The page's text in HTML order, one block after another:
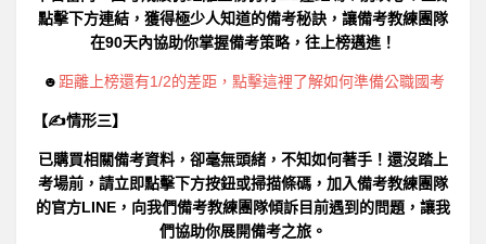
點擊下方連結，獲得極少人知道的備考秘訣，讓備考教練團隊
在90天內協助你掌握備考策略，往上榜邁進！
☻ 距離上榜還有1/2的差距，點擊這裡了解如何準備公職國考
【✍情形三】
已購買相關備考資料，卻毫無頭緒，不知如何著手！還沒踏上
考場前，請立即點擊下方按鈕或掃描條碼，加入備考教練團隊
的官方LINE，向我們備考教練團隊傾訴目前遇到的問題，讓我
們協助你展開備考之旅。